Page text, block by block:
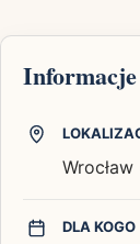
DLA KOGO